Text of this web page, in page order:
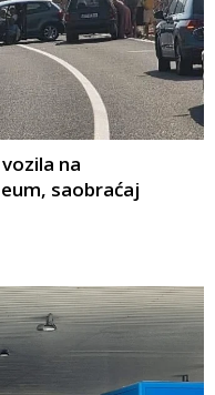
na
saobraćaj